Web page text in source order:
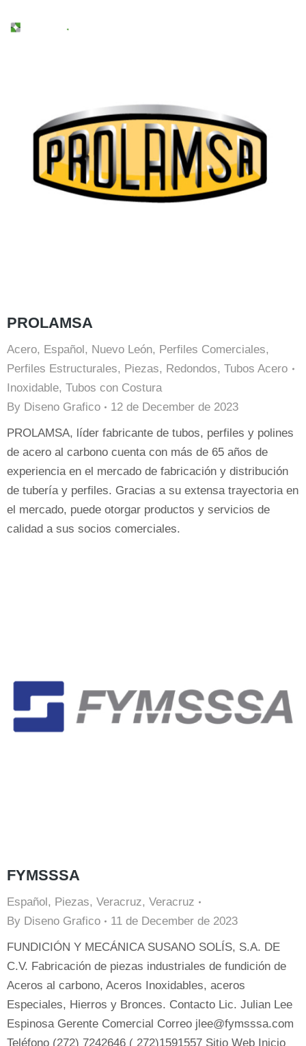
PROLAMSA
Acero, Español, Nuevo León, Perfiles Comerciales,
Perfiles Estructurales, Piezas, Redondos, Tubos Acero
Inoxidable, Tubos con Costura
By Diseno Grafico
12 de December de 2023
PROLAMSA, líder fabricante de tubos, perfiles y polines
de acero al carbono cuenta con más de 65 años de
experiencia en el mercado de fabricación y distribución
de tubería y perfiles. Gracias a su extensa trayectoria en
el mercado, puede otorgar productos y servicios de
calidad a sus socios comerciales.
FYMSSSA
Español, Piezas, Veracruz, Veracruz
By Diseno Grafico
11 de December de 2023
FUNDICIÓN Y MECÁNICA SUSANO SOLÍS, S.A. DE
C.V. Fabricación de piezas industriales de fundición de
Aceros al carbono, Aceros Inoxidables, aceros
Especiales, Hierros y Bronces. Contacto Lic. Julian Lee
Espinosa Gerente Comercial Correo jlee@fymsssa.com
Teléfono (272) 7242646 ( 272)1591557 Sitio Web Inicio